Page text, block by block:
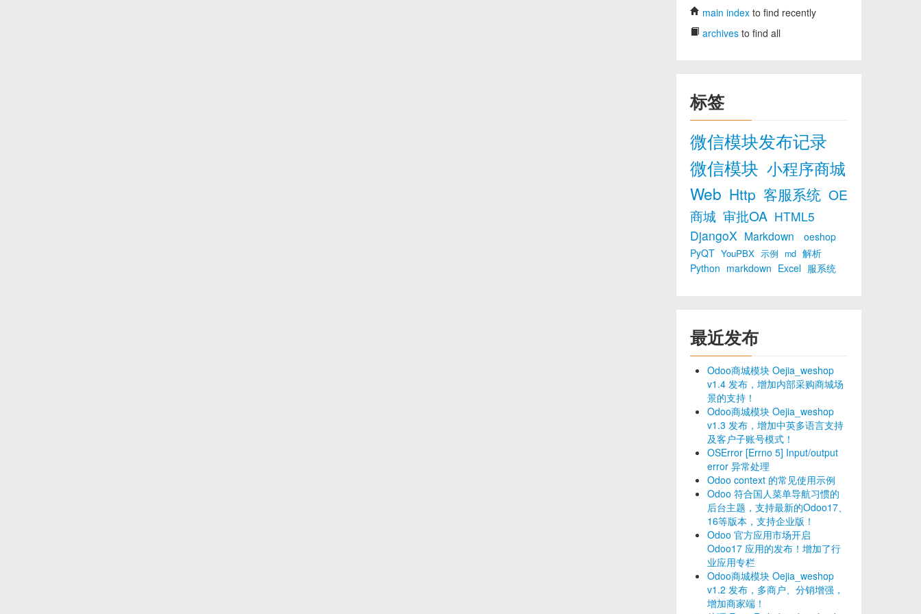
main index to find recently
archives to find all
标签
微信模块发布记录
微信模块 小程序商城
Web Http 客服系统 OE
商城 审批OA HTML5
DjangoX Markdown
oeshop
PyQT YouPBX 示例 md 解析
Python markdown Excel 服系统
最近发布
Odoo商城模块 Oejia_weshop
v1.4 发布，增加内部采购商城场
景的支持！
Odoo商城模块 Oejia_weshop
v1.3 发布，增加中英多语言支持
及客户子账号模式！
OSError [Errno 5] Input/output
error 异常处理
Odoo context 的常见使用示例
Odoo 符合国人菜单导航习惯的
后台主题，支持最新的Odoo17、
16等版本，支持企业版！
Odoo 官方应用市场开启
Odoo17 应用的发布！增加了行
业应用专栏
Odoo商城模块 Oejia_weshop
v1.2 发布，多商户、分销增强，
增加商家端！